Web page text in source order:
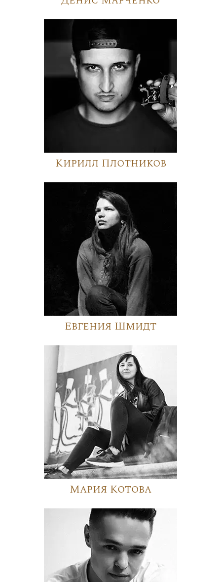
Кирилл Плотников
Евгения Шмидт
Мария Котова